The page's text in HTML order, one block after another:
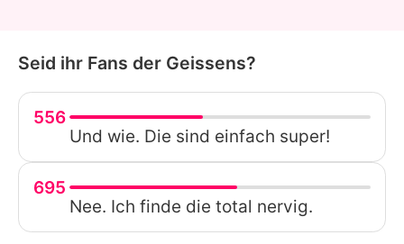
Seid ihr Fans der Geissens?
556
Und wie. Die sind einfach super!
695
Nee. Ich finde die total nervig.